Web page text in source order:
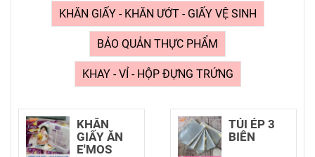
KHĂN GIẤY - KHĂN ƯỚT - GIẤY VỆ SINH
BẢO QUẢN THỰC PHẨM
KHAY - VỈ - HỘP ĐỰNG TRỨNG
KHĂN
GIẤY ĂN
E'MOS
TÚI ÉP 3
BIÊN